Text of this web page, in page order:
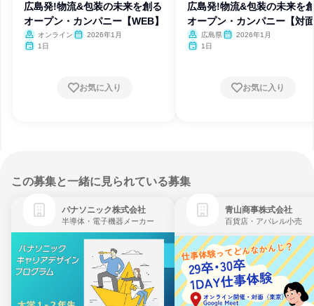
広島発!物流&包装の未来を創る
オープン・カンパニー【WEB】
オンライン
2026年1月
1日
お気に入り
広島発!物流&包装の未来を
オープン・カンパニー【対
広島県
2026年1月
1日
お気に入り
この募集と一緒に見られている募集
パナソニック株式会社
半導体・電子機器メーカー
青山商事株式会社
百貨店・アパレル小売